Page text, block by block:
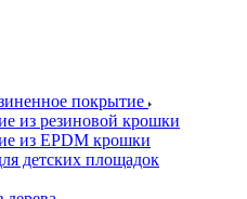
покрытие
из резиновой крошки
из EPDM крошки
детских площадок